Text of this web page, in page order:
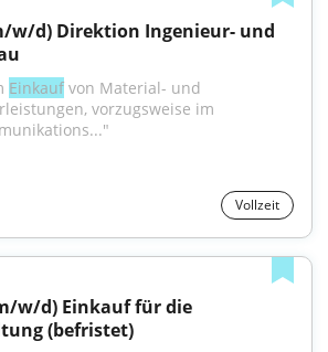
w/d) Direktion Ingenieur- und
Einkauf von Material- und
vorzugsweise im
Vollzeit
w/d) Einkauf für die
(befristet)